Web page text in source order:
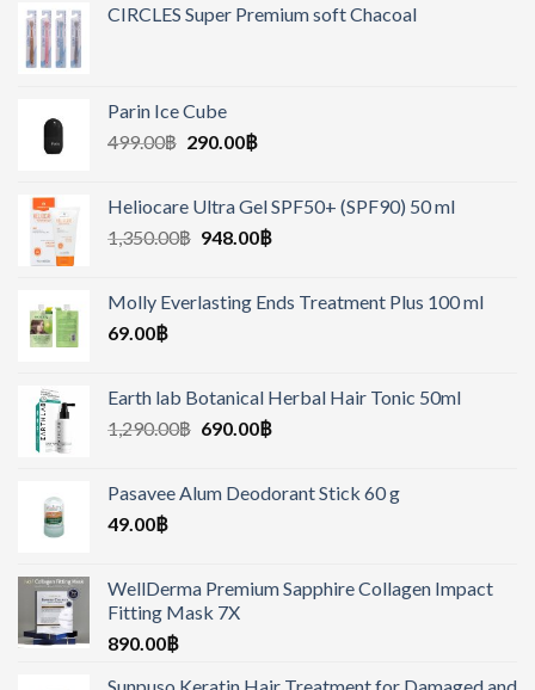
CIRCLES Super Premium soft Chacoal
Parin Ice Cube
499.00฿ 290.00฿
Heliocare Ultra Gel SPF50+ (SPF90) 50 ml
1,350.00฿ 948.00฿
Molly Everlasting Ends Treatment Plus 100 ml
69.00฿
Earth lab Botanical Herbal Hair Tonic 50ml
1,290.00฿ 690.00฿
Pasavee Alum Deodorant Stick 60 g
49.00฿
WellDerma Premium Sapphire Collagen Impact
Fitting Mask 7X
890.00฿
Sunpuso Keratin Hair Treatment for Damaged and